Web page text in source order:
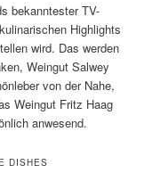
bekanntester TV-
Highlights
wird. Das werden
Weingut Salwey
von der Nahe,
Weingut Fritz Haag
anwesend.
DISHES